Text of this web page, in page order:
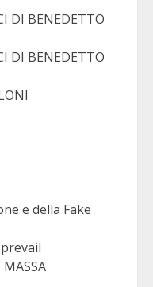
DI BENEDETTO
DI BENEDETTO
e della Fake